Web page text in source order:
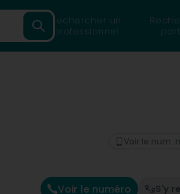
Rechercher un
professionnel
Voir le numéro S'y
Voir le num.